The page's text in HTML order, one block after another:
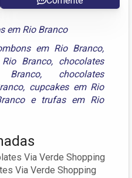
em Rio Branco
em Rio Branco,
Branco, chocolates
, chocolates
, cupcakes em Rio
e trufas em Rio
Via Verde Shopping
Via Verde Shopping